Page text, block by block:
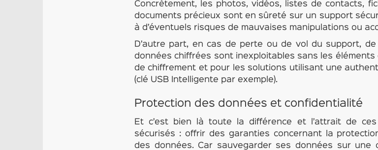
Concrètement, les photos, vidéos, listes de contacts,
documents précieux sont en sûreté sur un support
à d’éventuels risques de mauvaises manipulations ou
D’autre part, en cas de perte ou de vol du support,
données chiffrées sont inexploitables sans les
de chiffrement et pour les solutions utilisant une
(clé USB Intelligente par exemple).
Protection des données et confidentialité
Et c’est bien là toute la différence et l’attrait de
sécurisés : offrir des garanties concernant la
des données. Car sauvegarder ses données sur une